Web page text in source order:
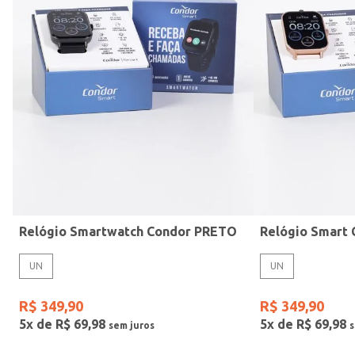
UN
Mormaii
Casio
Gang
Prata
Preto
Rose
Estilo
Relógio Smartwatch Condor PRETO
UN
R$ 349,90
5x de R$ 69,98
UN
R$ 349,90
5x de R$ 69,98